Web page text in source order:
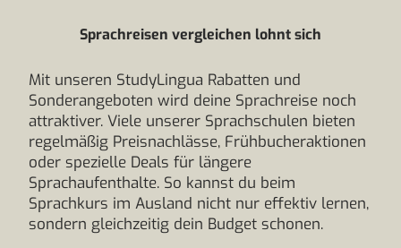
Sprachreisen vergleichen lohnt sich
Mit unseren StudyLingua Rabatten und
Sonderangeboten wird deine Sprachreise noch
attraktiver. Viele unserer Sprachschulen bieten
regelmäßig Preisnachlässe, Frühbucheraktionen
oder spezielle Deals für längere
Sprachaufenthalte. So kannst du beim
Sprachkurs im Ausland nicht nur effektiv lernen,
sondern gleichzeitig dein Budget schonen.